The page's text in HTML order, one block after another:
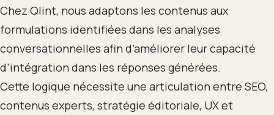
Chez Qlint, nous adaptons les contenus aux
formulations identifiées dans les analyses
conversationnelles afin d’améliorer leur capacité
d’intégration dans les réponses générées.
Cette logique nécessite une articulation entre SEO,
contenus experts, stratégie éditoriale, UX et